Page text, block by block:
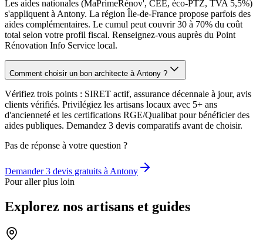
Les aides nationales (MaPrimeRénov', CEE, éco-PTZ, TVA 5,5%)
s'appliquent à Antony. La région Île-de-France propose parfois des
aides complémentaires. Le cumul peut couvrir 30 à 70% du coût
total selon votre profil fiscal. Renseignez-vous auprès du Point
Rénovation Info Service local.
Comment choisir un bon architecte à Antony ?
Vérifiez trois points : SIRET actif, assurance décennale à jour, avis
clients vérifiés. Privilégiez les artisans locaux avec 5+ ans
d'ancienneté et les certifications RGE/Qualibat pour bénéficier des
aides publiques. Demandez 3 devis comparatifs avant de choisir.
Pas de réponse à votre question ?
Demander 3 devis gratuits à Antony
Pour aller plus loin
Explorez nos artisans et guides